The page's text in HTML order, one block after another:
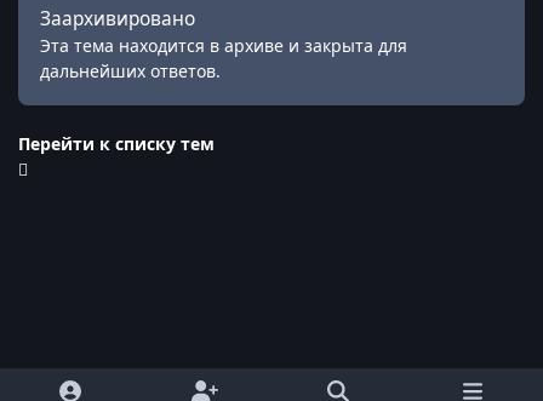
Заархивировано
Эта тема находится в архиве и закрыта для
дальнейших ответов.
Перейти к списку тем